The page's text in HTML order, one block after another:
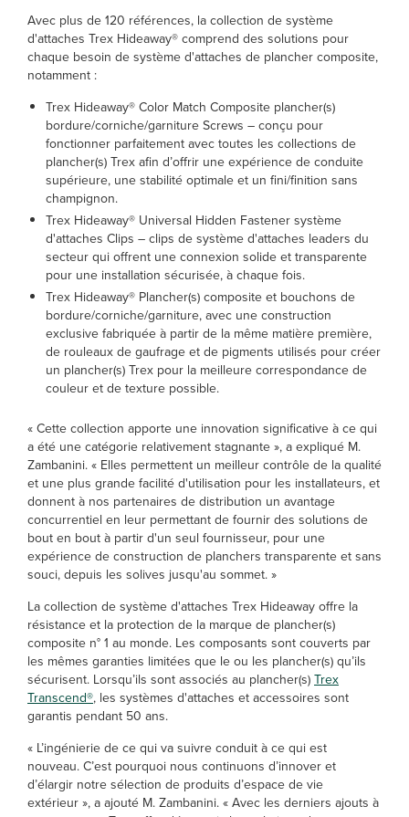
Avec plus de 120 références, la collection de système
d'attaches Trex Hideaway® comprend des solutions pour
chaque besoin de système d'attaches de plancher composite,
notamment :
Trex Hideaway® Color Match Composite plancher(s)
bordure/corniche/garniture Screws – conçu pour
fonctionner parfaitement avec toutes les collections de
plancher(s) Trex afin d’offrir une expérience de conduite
supérieure, une stabilité optimale et un fini/finition sans
champignon.
Trex Hideaway® Universal Hidden Fastener système
d'attaches Clips – clips de système d'attaches leaders du
secteur qui offrent une connexion solide et transparente
pour une installation sécurisée, à chaque fois.
Trex Hideaway® Plancher(s) composite et bouchons de
bordure/corniche/garniture, avec une construction
exclusive fabriquée à partir de la même matière première,
de rouleaux de gaufrage et de pigments utilisés pour créer
un plancher(s) Trex pour la meilleure correspondance de
couleur et de texture possible.
« Cette collection apporte une innovation significative à ce qui
a été une catégorie relativement stagnante », a expliqué M.
Zambanini. « Elles permettent un meilleur contrôle de la qualité
et une plus grande facilité d'utilisation pour les installateurs, et
donnent à nos partenaires de distribution un avantage
concurrentiel en leur permettant de fournir des solutions de
bout en bout à partir d'un seul fournisseur, pour une
expérience de construction de planchers transparente et sans
souci, depuis les solives jusqu'au sommet. »
La collection de système d'attaches Trex Hideaway offre la
résistance et la protection de la marque de plancher(s)
composite n° 1 au monde. Les composants sont couverts par
les mêmes garanties limitées que le ou les plancher(s) qu’ils
sécurisent. Lorsqu’ils sont associés au plancher(s)Trex
Transcend®, les systèmes d'attaches et accessoires sont
garantis pendant 50 ans.
« L’ingénierie de ce qui va suivre conduit à ce qui est
nouveau. C’est pourquoi nous continuons d’innover et
d’élargir notre sélection de produits d’espace de vie
extérieur », a ajouté M. Zambanini. « Avec les derniers ajouts à